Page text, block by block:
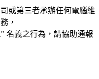
或第三者承辦任何電腦維
，
名義之行為，請協助通報